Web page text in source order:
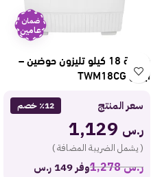
ضمان
عامين
غسالة 18 كيلو تليزون حوضين –
أبيض TWM18CG
سعر المنتج ٪12 خصم
ر.س
( يشمل الضريبة المضافة )
ر.س1,278 وفر 149 ر.س